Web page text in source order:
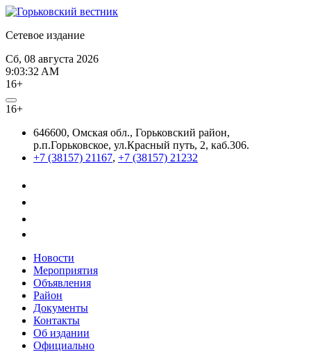
Сетевое издание
Сб, 08 августа 2026
9:03:33 AM
16+
16+
646600, Омская обл., Горьковский район,
р.п.Горьковское, ул.Красный путь, 2, каб.306.
+7 (38157) 21167, +7 (38157) 21232
Новости
Мероприятия
Объявления
Район
Документы
Контакты
Об издании
Официально